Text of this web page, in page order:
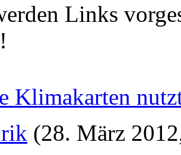
Links
Klimakarten
(28. März